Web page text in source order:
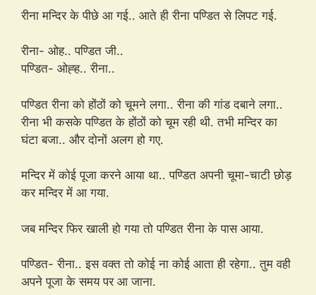
रीना मन्दिर के पीछे आ गई.. आते ही रीना पण्डित से लिपट गई.
रीना- ओह.. पण्डित जी..
पण्डित- ओह्ह.. रीना..
पण्डित रीना को होंठों को चूमने लगा.. रीना की गांड दबाने लगा..
रीना भी कसके पण्डित के होंठों को चूम रही थी. तभी मन्दिर का
घंटा बजा.. और दोनों अलग हो गए.
मन्दिर में कोई पूजा करने आया था.. पण्डित अपनी चूमा-चाटी छोड़
कर मन्दिर में आ गया.
जब मन्दिर फिर खाली हो गया तो पण्डित रीना के पास आया.
पण्डित- रीना.. इस वक्त तो कोई ना कोई आता ही रहेगा.. तुम वही
अपने पूजा के समय पर आ जाना.